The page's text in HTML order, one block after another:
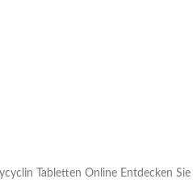
Tabletten Online Entdecken